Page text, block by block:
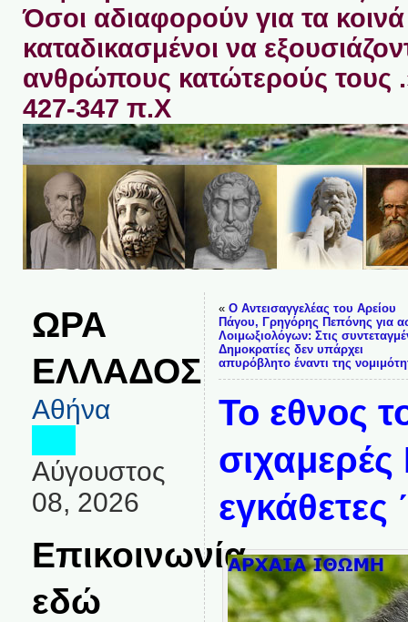
Όσοι αδιαφορούν για τα κοινά
καταδικασμένοι να
ανθρώπους κατώτερούς τους
427-347 π.Χ
ΩΡΑ
ΕΛΛΑΔΟΣ
Αθήνα
Αύγουστος
08, 2026
Επικοινωνία
εδώ
« Ο Αντεισαγγελέας του Αρείου
Πάγου, Γρηγόρης Πεπόνης για
Λοιμωξιολόγων: Στις
Δημοκρατίες δεν υπάρχει
απυρόβλητο έναντι της
Το εθνος
σιχαμερές
εγκάθετες